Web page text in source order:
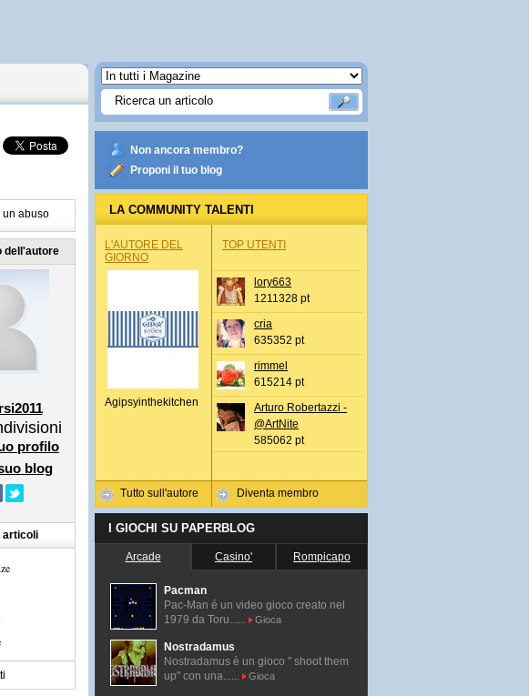
abuso
dell'autore
profilo
blog
articoli
Non ancora membro?
Proponi il tuo blog
LA COMMUNITY TALENTI
L'AUTORE DEL
GIORNO
Agipsyinthekitchen
Tutto sull'autore
TOP UTENTI
lory663
1211328 pt
cria
635352 pt
rimmel
615214 pt
Arturo Robertazzi -
@ArtNite
585062 pt
Diventa membro
I GIOCHI SU PAPERBLOG
Arcade Casino' Rompicapo
Pacman
Pac-Man é un video gioco creato nel
1979 da Toru......
Gioca
Nostradamus
Nostradamus è un gioco " shoot them
up" con una......
Gioca